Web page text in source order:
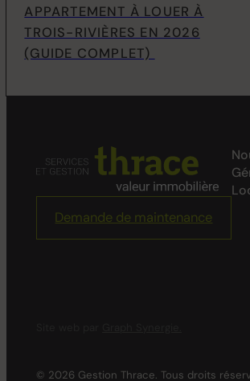
APPARTEMENT À LOUER À
TROIS-RIVIÈRES EN 2026
(GUIDE COMPLET)
Demande de maintenance
© 2026 Gestion Thrace. Tous droits